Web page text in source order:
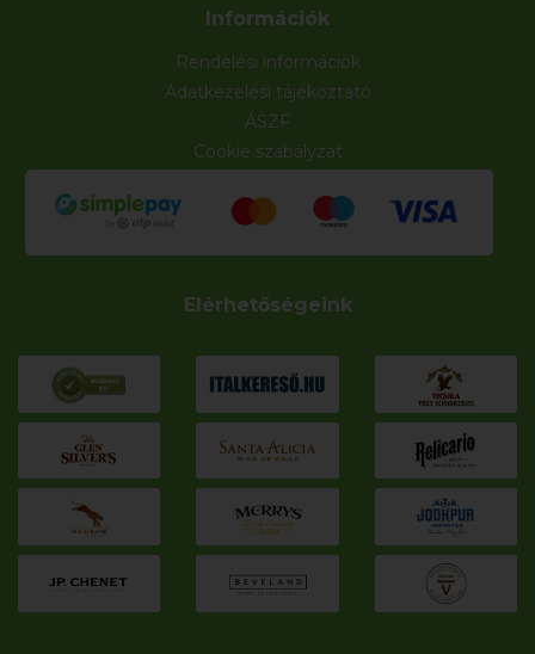
Információk
Rendelési információk
Adatkezelési tájékoztató
ÁSZF
Cookie szabályzat
Elérhetőségeink